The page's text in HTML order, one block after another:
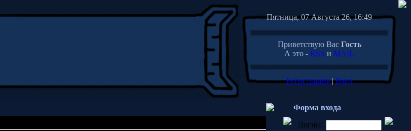
Пятница, 07 Августа 26, 16:49
Приветствую Вас Гость
А это - RSS и MAIL
Регистрация|Вход
Форма входа
Логин: